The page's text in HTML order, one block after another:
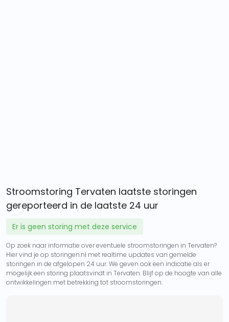
Stroomstoring Tervaten laatste storingen
gereporteerd in de laatste 24 uur
Er is geen storing met deze service
Op zoek naar informatie over eventuele stroomstoringen in Tervaten?
Hier vind je op storingen.nl met realtime updates van gemelde
storingen in de afgelopen 24 uur. We geven ook een indicatie als er
mogelijk een storing plaatsvindt in Tervaten. Blijf op de hoogte van alle
ontwikkelingen met betrekking tot stroomstoringen.